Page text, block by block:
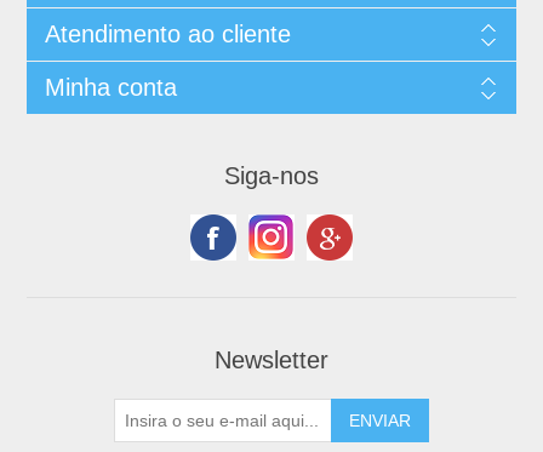
Atendimento ao cliente
Minha conta
Siga-nos
Newsletter